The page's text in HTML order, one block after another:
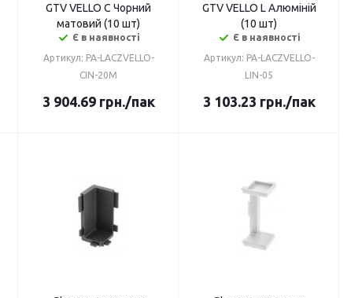
GTV VELLO C Чорний
матовий (10 шт)
Є в наявності
Артикул: PA-LACZVELLO-
CIN-20M
3 904.69грн./пак
GTV VELLO L Алюміній
(10 шт)
Є в наявності
Артикул: PA-LACZVELLO-
LIN-05
3 103.23 грн./пак